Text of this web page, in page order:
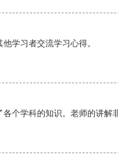
学习者交流学习心得。
个学科的知识。老师的讲解